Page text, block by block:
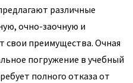
различные
очно-заочную и
свои преимущества. Очная
погружение в учебный
полного отказа от